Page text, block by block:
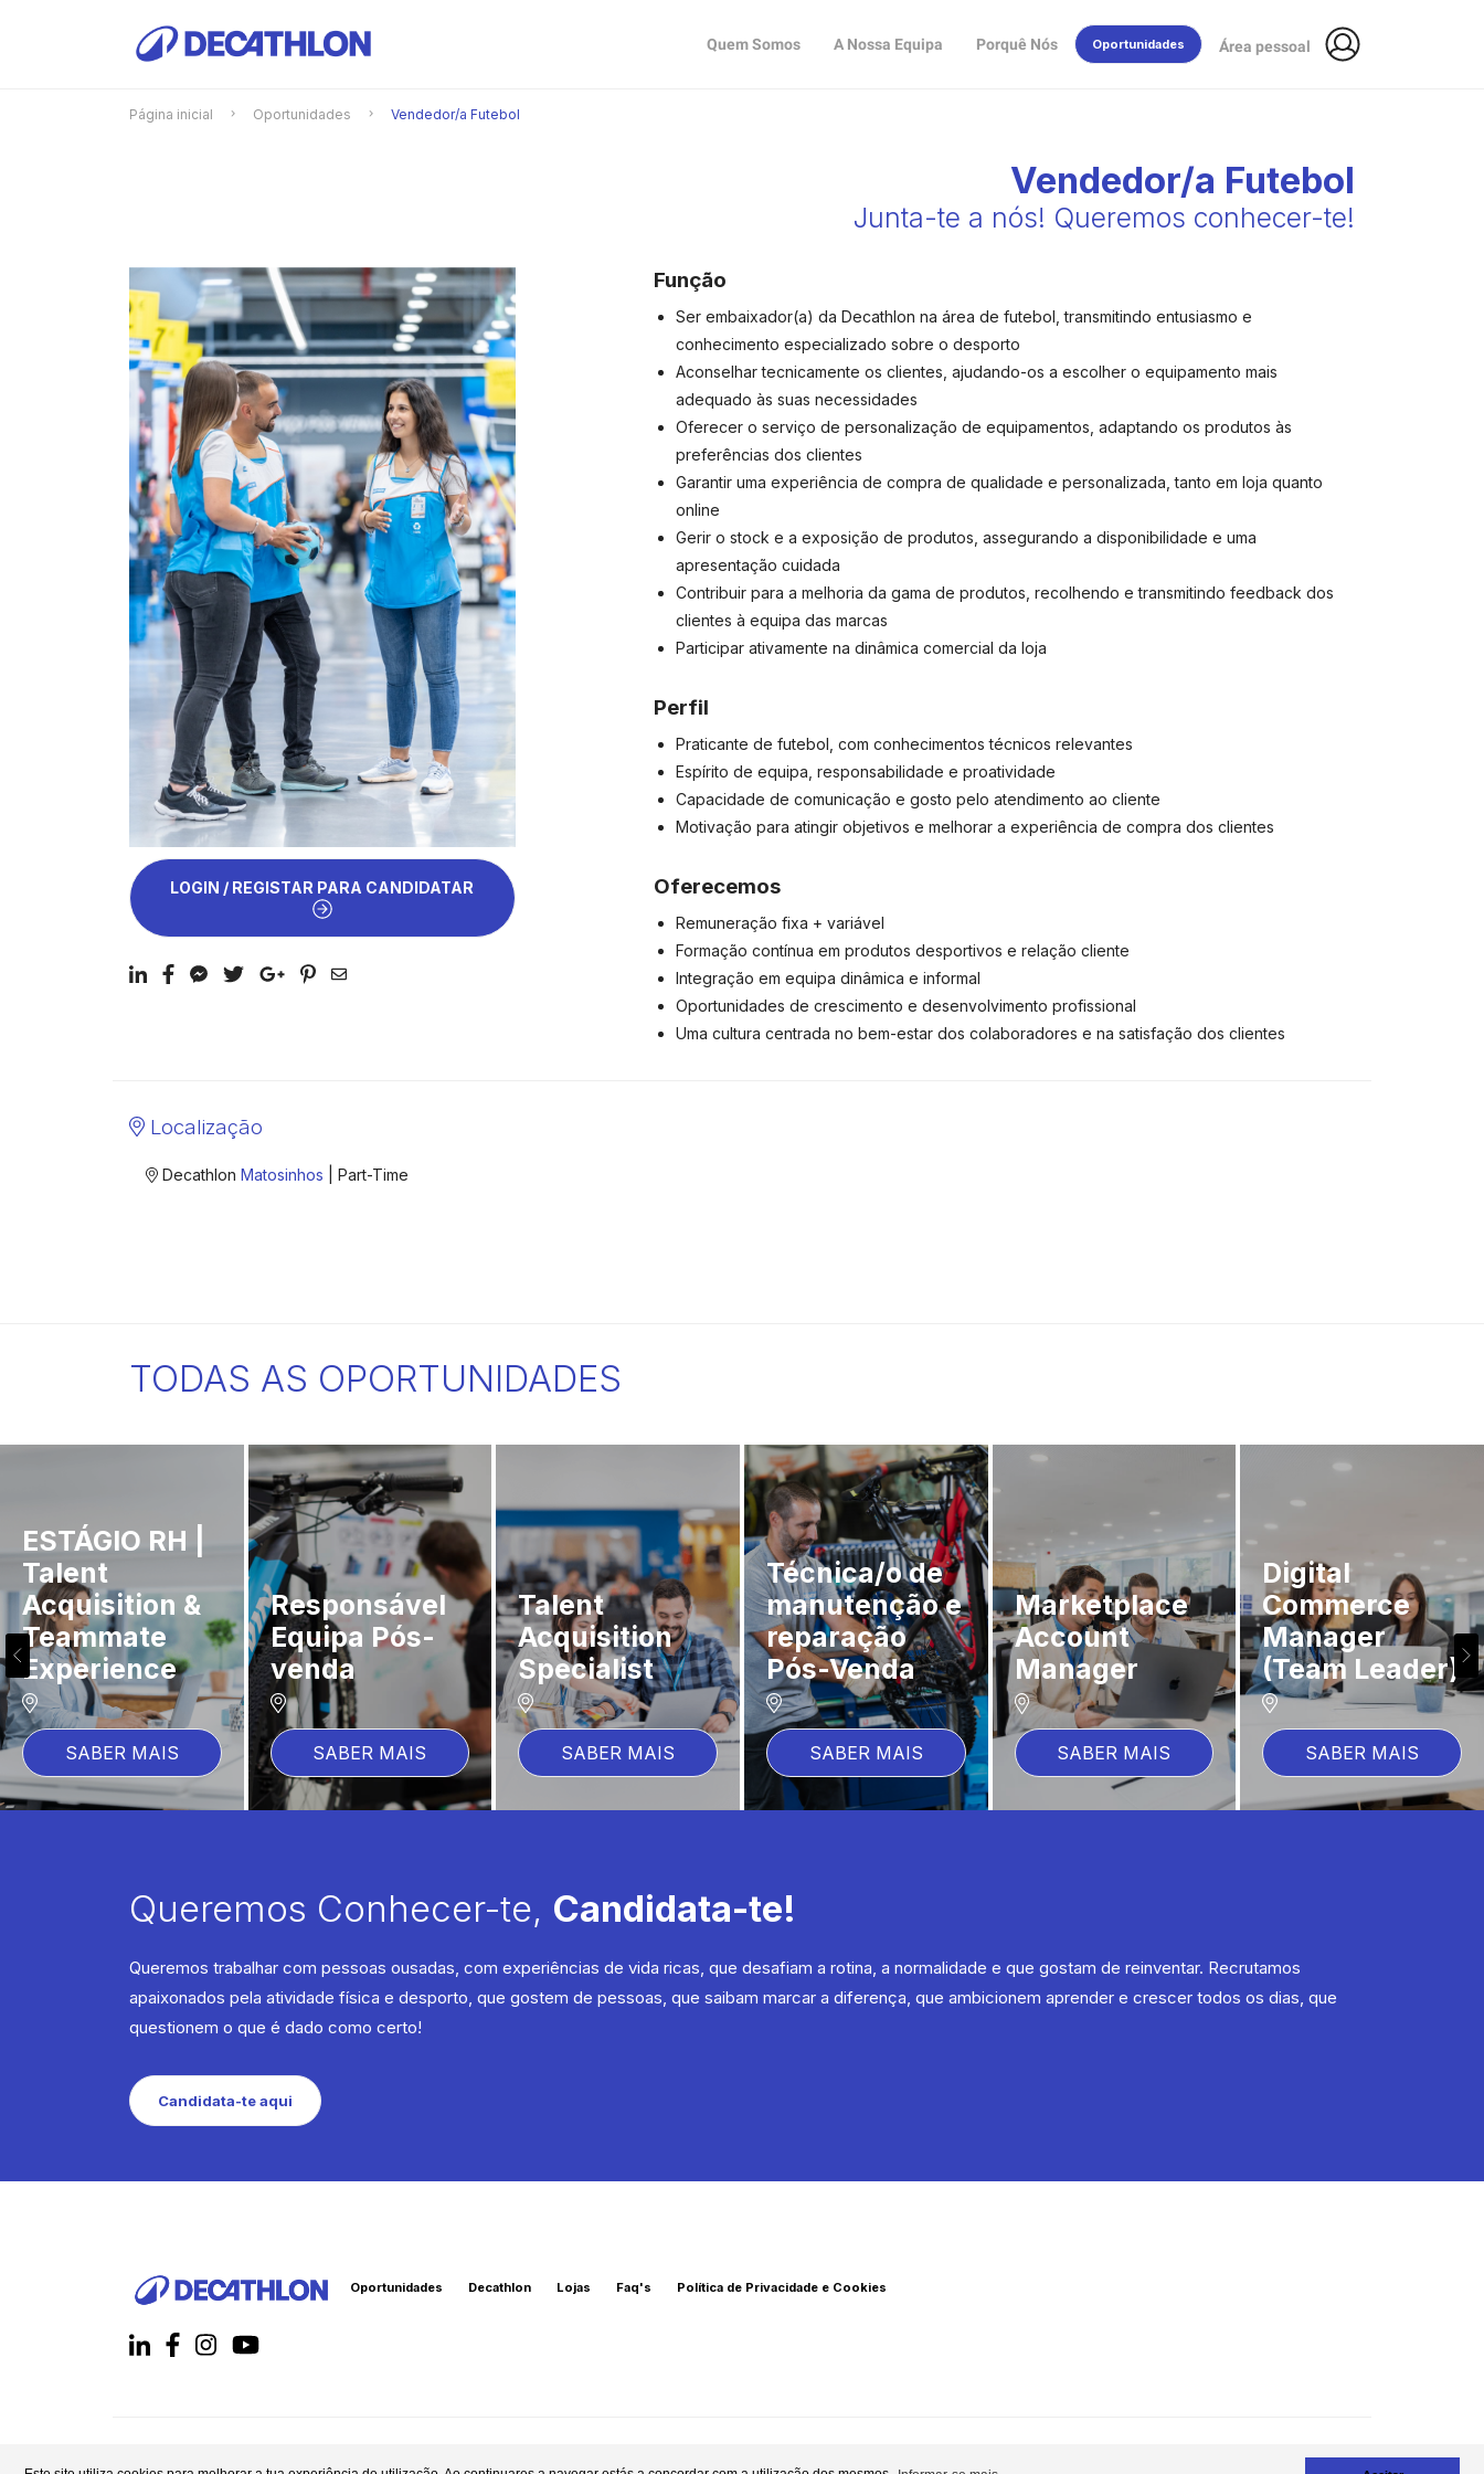
Área pessoal
Quem Somos A Nossa Equipa Porquê Nós Oportunidades
Página inicial Oportunidades Vendedor/a Futebol
Vendedor/a Futebol
Junta-te a nós! Queremos conhecer-te!
LOGIN / REGISTAR PARA CANDIDATAR
Função
Ser embaixador(a) da Decathlon na área de futebol, transmitindo entusiasmo e
conhecimento especializado sobre o desporto
Aconselhar tecnicamente os clientes, ajudando-os a escolher o equipamento mais
adequado às suas necessidades
Oferecer o serviço de personalização de equipamentos, adaptando os produtos às
preferências dos clientes
Garantir uma experiência de compra de qualidade e personalizada, tanto em loja quanto
online
Gerir o stock e a exposição de produtos, assegurando a disponibilidade e uma
apresentação cuidada
Contribuir para a melhoria da gama de produtos, recolhendo e transmitindo feedback dos
clientes à equipa das marcas
Participar ativamente na dinâmica comercial da loja
Perfil
Praticante de futebol, com conhecimentos técnicos relevantes
Espírito de equipa, responsabilidade e proatividade
Capacidade de comunicação e gosto pelo atendimento ao cliente
Motivação para atingir objetivos e melhorar a experiência de compra dos clientes
Oferecemos
Remuneração fixa + variável
Formação contínua em produtos desportivos e relação cliente
Integração em equipa dinâmica e informal
Oportunidades de crescimento e desenvolvimento profissional
Uma cultura centrada no bem-estar dos colaboradores e na satisfação dos clientes
Localização
Decathlon Matosinhos | Part-Time
TODAS AS OPORTUNIDADES
Técnica/o de
manutenção e
reparação
Pós-Venda
SABER MAIS
Marketplace
Account
Manager
SABER MAIS
Digital
Commerce
Manager
(Team Leader)
SABER MAIS
Performance
Marketing
Specialist
(Google Ads &
Afiliação)
SABER MAIS
Técnico/a
manutenção e
reparação
ciclismo
SABER MAIS
Operador/a de
logística
SABER MAIS
Queremos Conhecer-te, Candidata-te!
Queremos trabalhar com pessoas ousadas, com experiências de vida ricas, que desafiam a rotina, a normalidade e que gostam de reinventar. Recrutamos
apaixonados pela atividade física e desporto, que gostem de pessoas, que saibam marcar a diferença, que ambicionem aprender e crescer todos os dias, que
questionem o que é dado como certo!
Candidata-te aqui
Oportunidades Decathlon Lojas Faq's Política de Privacidade e Cookies
OPTIMIZING CONCEPTS